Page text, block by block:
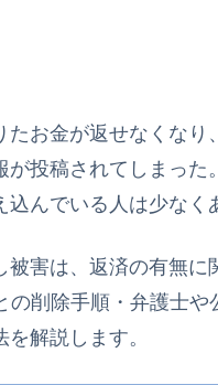
たお金が返せなくな
が投稿されてしまっ
んでいる人は少なく
被害は、返済の有無
の削除手順・弁護士
解説します。